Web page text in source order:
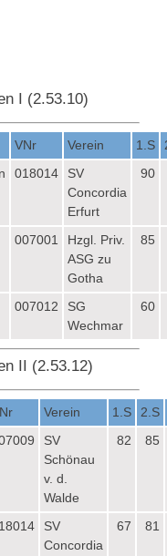
I (2.53.10)
VNr Verein 1.S
018014
SV
Concordia
Erfurt
90
007001
Hzgl. Priv.
ASG zu
Gotha
85
007012
SG
Wechmar
60
II (2.53.12)
Verein 1.S
2.S
SV
Schönau
v. d.
Walde
82 85
SV
Concordia
67 81